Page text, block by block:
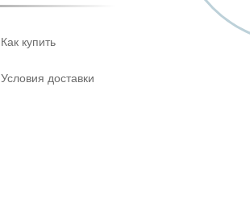
Как купить
Условия доставки